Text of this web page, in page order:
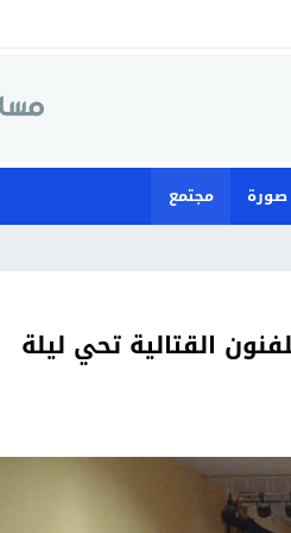
مجتمع
القتالية تحي ليلة